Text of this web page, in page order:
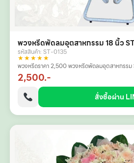
พวงหรีดพัดลมอุตสาหกรรม 18 นิ้ว
รหัสสินค้า: ST-0135
★★★★★
พวงหรีดราคา 2,500 พวงหรีดพัดลมอุตสาหกร
2,500.-
สั่งซื้อผ่าน